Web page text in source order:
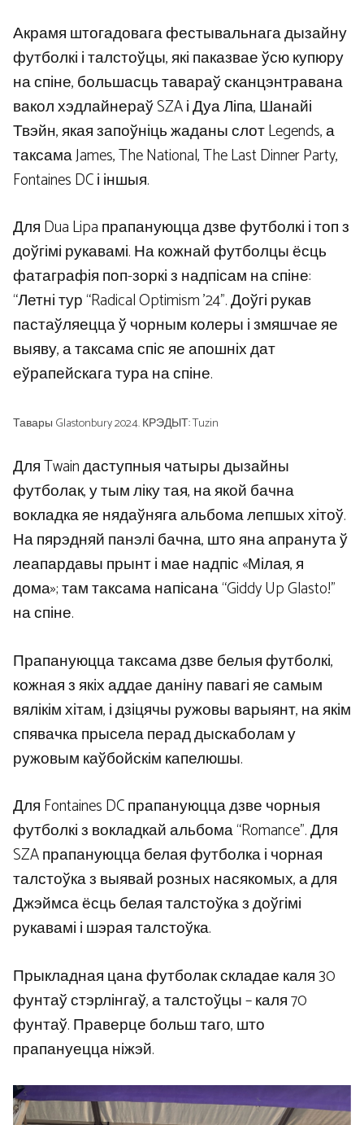
Акрамя штогадовага фестывальнага дызайну
футболкі і талстоўцы, які паказвае ўсю купюру
на спіне, большасць тавараў сканцэнтравана
вакол хэдлайнераў SZA і Дуа Ліпа, Шанайі
Твэйн, якая запоўніць жаданы слот Legends, а
таксама James, The National, The Last Dinner Party,
Fontaines DC і іншыя.
Для Dua Lipa прапануюцца дзве футболкі і топ з
доўгімі рукавамі. На кожнай футболцы ёсць
фатаграфія поп-зоркі з надпісам на спіне:
“Летні тур “Radical Optimism ’24”. Доўгі рукав
пастаўляецца ў чорным колеры і змяшчае яе
выяву, а таксама спіс яе апошніх дат
еўрапейскага тура на спіне.
Тавары Glastonbury 2024. КРЭДЫТ: Tuzin
Для Twain даступныя чатыры дызайны
футболак, у тым ліку тая, на якой бачна
вокладка яе нядаўняга альбома лепшых хітоў.
На пярэдняй панэлі бачна, што яна апранута ў
леапардавы прынт і мае надпіс «Мілая, я
дома»; там таксама напісана “Giddy Up Glasto!”
на спіне.
Прапануюцца таксама дзве белыя футболкі,
кожная з якіх аддае даніну павагі яе самым
вялікім хітам, і дзіцячы ружовы варыянт, на якім
спявачка прысела перад дыскаболам у
ружовым каўбойскім капелюшы.
Для Fontaines DC прапануюцца дзве чорныя
футболкі з вокладкай альбома “Romance”. Для
SZA прапануюцца белая футболка і чорная
талстоўка з выявай розных насякомых, а для
Джэймса ёсць белая талстоўка з доўгімі
рукавамі і шэрая талстоўка.
Прыкладная цана футболак складае каля 30
фунтаў стэрлінгаў, а талстоўцы – каля 70
фунтаў. Праверце больш таго, што
прапануецца ніжэй.